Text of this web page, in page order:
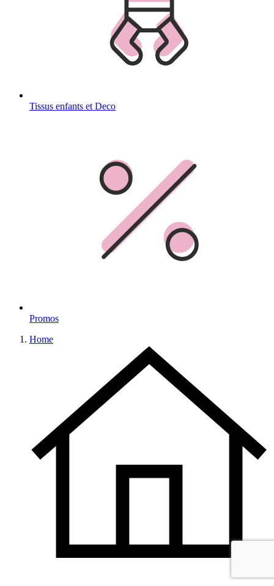
Tissus enfants et Deco
Promos
Home